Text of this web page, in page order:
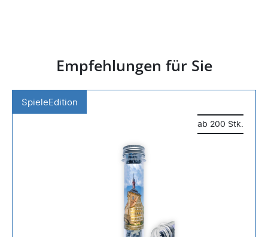
Empfehlungen für Sie
SpieleEdition
ab 200 Stk.